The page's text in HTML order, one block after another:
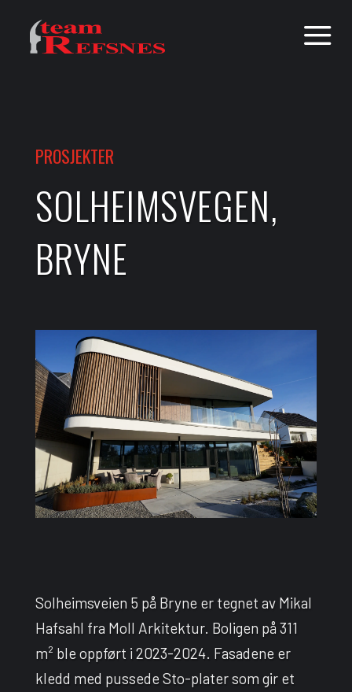
a
PROSJEKTER
SOLHEIMSVEGEN,
BRYNE
Solheimsveien 5 på Bryne er tegnet av Mikal
Hafsahl fra Moll Arkitektur. Boligen på 311
m² ble oppført i 2023-2024. Fasadene er
kledd med pussede Sto-plater som gir et